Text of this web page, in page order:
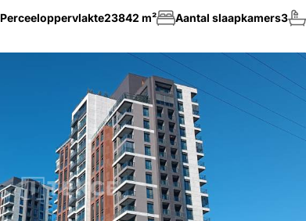
Perceeloppervlakte23842 m² Aantal slaapkamers3